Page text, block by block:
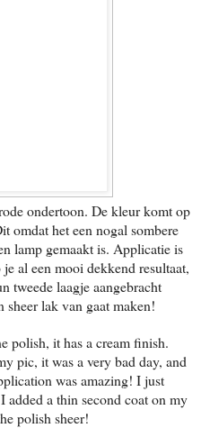
ondertoon. De kleur komt op
omdat het een nogal sombere
lamp gemaakt is. Applicatie is
al een mooi dekkend resultaat,
tweede laagje aangebracht
sheer lak van gaat maken!
polish, it has a cream finish.
pic, it was a very bad day, and
was amazing! I just
added a thin second coat on my
polish sheer!